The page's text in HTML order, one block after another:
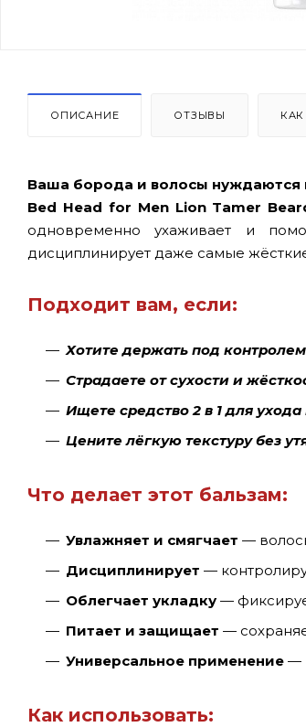
ОПИСАНИЕ ОТЗЫВЫ
Ваша борода и волосы нуждаются
Bed Head for Men Lion Tamer
одновременно ухаживает и
дисциплинирует даже самые
Подходит вам, если:
Хотите держать под
Страдаете от сухости и
Ищете средство 2 в 1 для
Цените лёгкую текстуру без
Что делает этот бальзам:
Увлажняет и смягчает —
Дисциплинирует —
Облегчает укладку —
Питает и защищает —
Универсальное применение —
Как использовать: